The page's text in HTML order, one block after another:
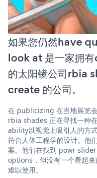
如果您仍然have
look at 是一家拥
的太阳镜公司rbia
create 的公司。
在 publicizing 在当地展览
rbia shades 正在寻找一种
ability以视觉上吸引人的方
符合人体工程学的设计。他
案。他们在找到 powr
options，但没有一个看起
难以使用。